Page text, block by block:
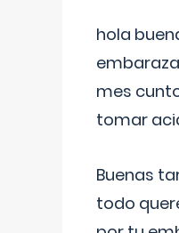
hola
mes
tomar
Buenas
todo